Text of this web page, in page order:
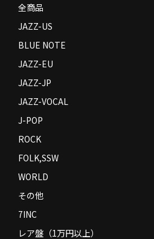
Contact
全商品
JAZZ-US
BLUE NOTE
JAZZ-EU
JAZZ-JP
JAZZ-VOCAL
J-POP
ROCK
FOLK,SSW
WORLD
その他
7INC
レア盤（1万円以上）